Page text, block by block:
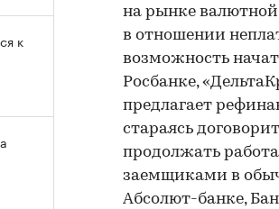
на рынке
в отношении
возможность
Росбанке,
предлагает
стараясь
продолжать
заемщиками в
Абсолют-банке,
к